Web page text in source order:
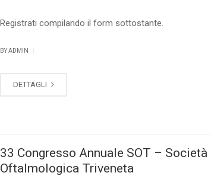
Registrati compilando il form sottostante.
BY ADMIN
DETTAGLI
33 Congresso Annuale SOT – Società
Oftalmologica Triveneta